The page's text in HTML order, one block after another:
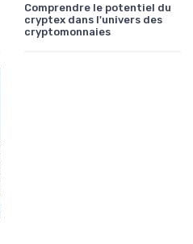
Comprendre le potentiel du
cryptex dans l'univers des
cryptomonnaies